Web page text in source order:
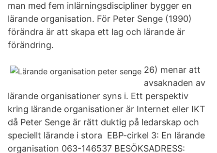
man med fem inlärningsdiscipliner bygger en
lärande organisation. För Peter Senge (1990)
förändra är att skapa ett lag och lärande är
förändring.
26) menar att
avsaknaden av
lärande organisationer syns i. Ett perspektiv
kring lärande organisationer är Internet eller IKT
då Peter Senge är rätt duktig på ledarskap och
speciellt lärande i stora EBP-cirkel 3: En lärande
organisation 063-146537 BESÖKSADRESS: